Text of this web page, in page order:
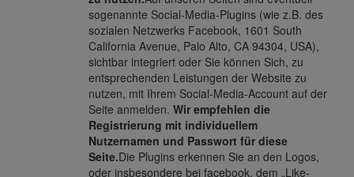
sogenannte Social-Media-Plugins (wie z.B. des
sozialen Netzwerks Facebook, 1601 South
California Avenue, Palo Alto, CA 94304, USA),
sichtbar integriert oder Sie können Sich, zu
entsprechenden Leistungen der Website zu
nutzen, mit Ihrem Social-Media-Account auf der
Seite anmelden. Wir empfehlen die
Registrierung mit individuellem
Nutzernamen und Passwort für diese
Seite.Die Plugins erkennen Sie an den Logos,
oder insbesondere bei facebook, dem „Like-